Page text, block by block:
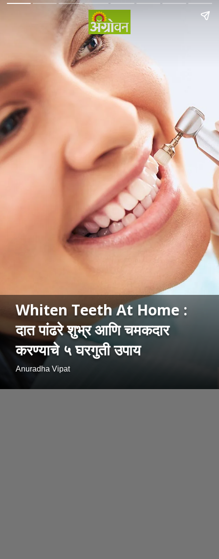
Whiten Teeth At Home :
दात पांढरे शुभ्र आणि चमकदार
करण्याचे ५ घरगुती उपाय
Anuradha Vipat